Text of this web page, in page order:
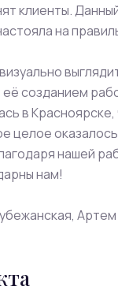
клиенты.
на
созданием
в
целое
нашей
нам!